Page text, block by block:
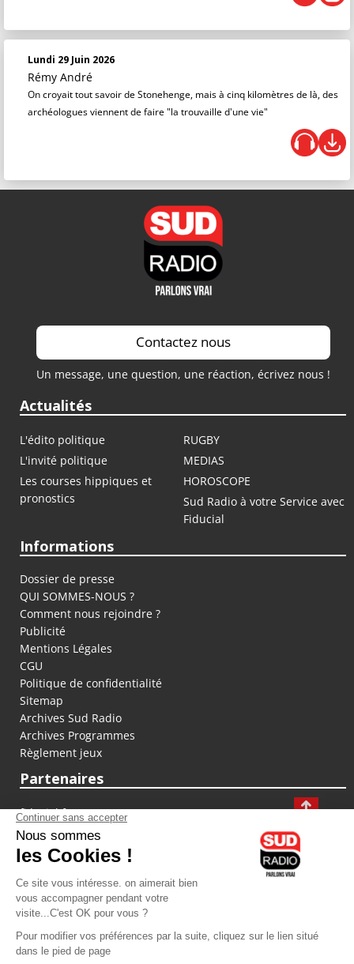
Lundi 29 Juin 2026
Rémy André
On croyait tout savoir de Stonehenge, mais à cinq kilomètres de là, des
archéologues viennent de faire "la trouvaille d'une vie"
Contactez nous
Un message, une question, une réaction, écrivez nous !
Actualités
L'édito politique
RUGBY
L'invité politique
MEDIAS
Les courses hippiques et
pronostics
HOROSCOPE
Sud Radio à votre Service avec
Fiducial
Informations
Dossier de presse
QUI SOMMES-NOUS ?
Comment nous rejoindre ?
Publicité
Mentions Légales
CGU
Politique de confidentialité
Sitemap
Archives Sud Radio
Archives Programmes
Règlement jeux
Partenaires
fiducial.fr
lyoncapitale.fr
olympique-et-lyonnais.com
L'application Iphone / Android
Téléchargez l'application